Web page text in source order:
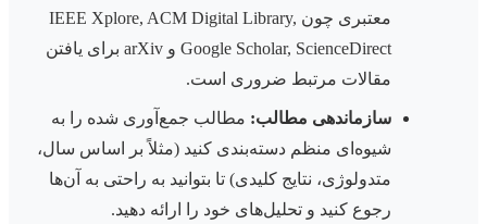
معتبری چون IEEE Xplore, ACM Digital Library,
Google Scholar, ScienceDirect و arXiv برای یافتن
مقالات مرتبط ضروری است.
سازماندهی مطالب: مطالب جمع‌آوری شده را به
شیوه‌ای منظم دسته‌بندی کنید (مثلاً بر اساس سال،
متدولوژی، نتایج کلیدی) تا بتوانید به راحتی به آن‌ها
رجوع کنید و تحلیل‌های خود را ارائه دهید.